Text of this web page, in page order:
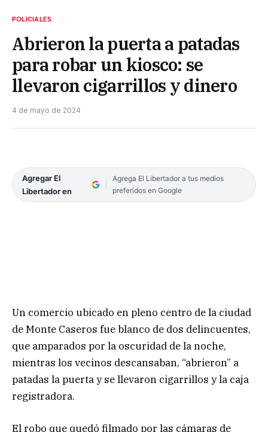
POLICIALES
Abrieron la puerta a patadas
para robar un kiosco: se
llevaron cigarrillos y dinero
4 de mayo de 2024
Agregar El
Libertador en
Agrega El Libertador a tus medios
preferidos en Google
Un comercio ubicado en pleno centro de la ciudad
de Monte Caseros fue blanco de dos delincuentes,
que amparados por la oscuridad de la noche,
mientras los vecinos descansaban, “abrieron” a
patadas la puerta y se llevaron cigarrillos y la caja
registradora.
El robo que quedó filmado por las cámaras de